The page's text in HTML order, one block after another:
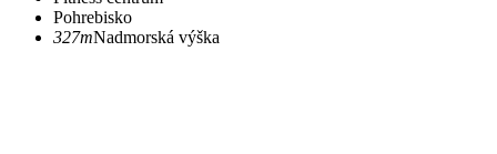
Pohrebisko
327mNadmorská výška